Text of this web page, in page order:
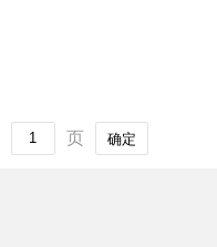
页 确定